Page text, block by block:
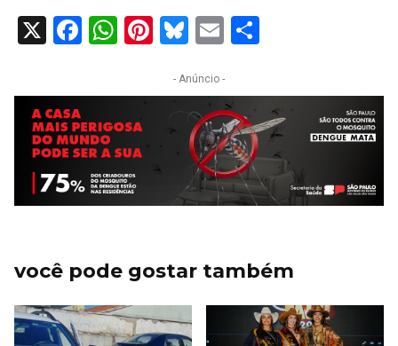
X Facebook
WhatsApp
Pinterest
Bluesky
Email
- Anúncio -
você pode gostar também